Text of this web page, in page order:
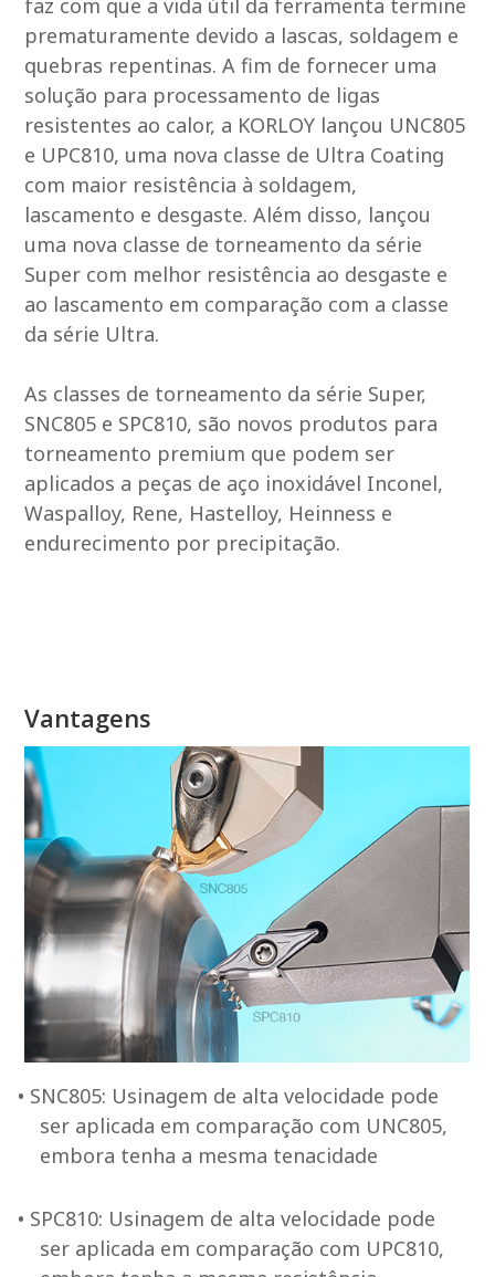
faz com que a vida útil da ferramenta termine
prematuramente devido a lascas, soldagem e
quebras repentinas. A fim de fornecer uma
solução para processamento de ligas
resistentes ao calor, a KORLOY lançou UNC805
e UPC810, uma nova classe de Ultra Coating
com maior resistência à soldagem,
lascamento e desgaste. Além disso, lançou
uma nova classe de torneamento da série
Super com melhor resistência ao desgaste e
ao lascamento em comparação com a classe
da série Ultra.
As classes de torneamento da série Super,
SNC805 e SPC810, são novos produtos para
torneamento premium que podem ser
aplicados a peças de aço inoxidável Inconel,
Waspalloy, Rene, Hastelloy, Heinness e
endurecimento por precipitação.
Vantagens
• SNC805: Usinagem de alta velocidade pode
ser aplicada em comparação com UNC805,
embora tenha a mesma tenacidade
• SPC810: Usinagem de alta velocidade pode
ser aplicada em comparação com UPC810,